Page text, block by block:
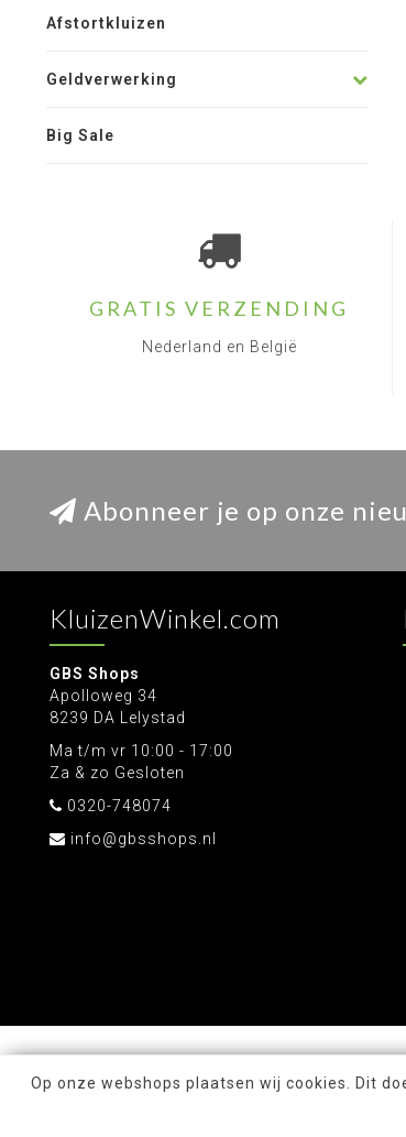
Afstortkluizen
Geldverwerking
Big Sale
GRATIS VERZENDING
Nederland en België
Abonneer je op onze
KluizenWinkel.com
GBS Shops
Apolloweg 34
8239 DA Lelystad
Ma t/m vr 10:00 - 17:00
Za & zo Gesloten
0320-748074
info@gbsshops.nl
Op onze webshops plaatsen wij cookies. Dit